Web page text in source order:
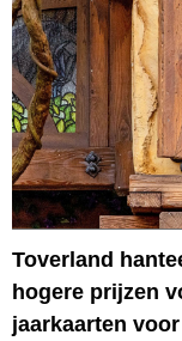
Toverland
hogere prijzen
jaarkaarten